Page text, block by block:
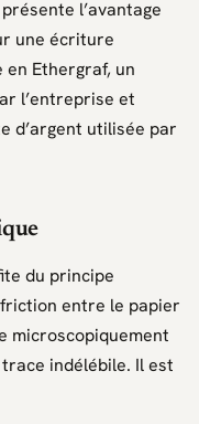
l’avantage
une écriture
Ethergraf, un
l’entreprise et
d’argent utilisée par
du principe
entre le papier
microscopiquement
indélébile. Il est